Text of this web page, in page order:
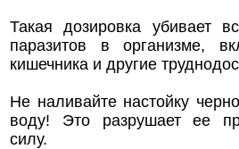
Такая дозировка убивает
паразитов в организме,
кишечника и другие
Не наливайте настойку
воду! Это разрушает ее
силу.